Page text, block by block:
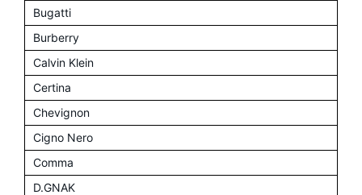
Bugatti
Burberry
Calvin Klein
Certina
Chevignon
Cigno Nero
Comma
D.GNAK